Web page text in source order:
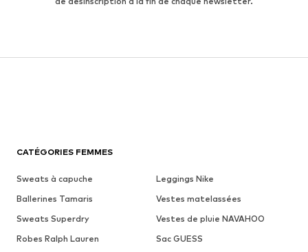
CATÉGORIES FEMMES
Sweats à capuche
Leggings Nike
Ballerines Tamaris
Vestes matelassées
Sweats Superdry
Vestes de pluie NAVAHOO
Robes Ralph Lauren
Sac GUESS